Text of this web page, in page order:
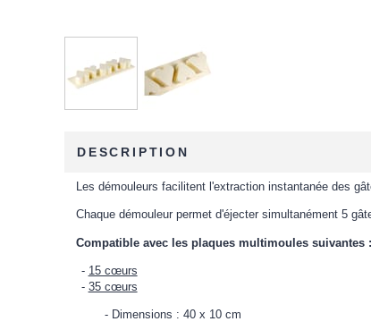
DESCRIPTION
Les démouleurs facilitent l'extraction instantanée des
Chaque démouleur permet d'éjecter simultanément 5
Compatible avec les plaques multimoules suivantes :
15 cœurs
35 cœurs
Dimensions : 40 x 10 cm